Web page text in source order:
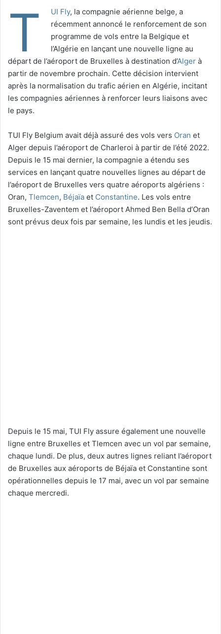
T UI Fly, la compagnie aérienne belge, a
récemment annoncé le renforcement de son
programme de vols entre la Belgique et
l’Algérie en lançant une nouvelle ligne au
départ de l’aéroport de Bruxelles à destination d’Alger à
partir de novembre prochain. Cette décision intervient
après la normalisation du trafic aérien en Algérie, incitant
les compagnies aériennes à renforcer leurs liaisons avec
le pays.
TUI Fly Belgium avait déjà assuré des vols vers Oran et
Alger depuis l’aéroport de Charleroi à partir de l’été 2022.
Depuis le 15 mai dernier, la compagnie a étendu ses
services en lançant quatre nouvelles lignes au départ de
l’aéroport de Bruxelles vers quatre aéroports algériens :
Oran, Tlemcen, Béjaïa et Constantine. Les vols entre
Bruxelles-Zaventem et l’aéroport Ahmed Ben Bella d’Oran
sont prévus deux fois par semaine, les lundis et les jeudis.
Depuis le 15 mai, TUI Fly assure également une nouvelle
ligne entre Bruxelles et Tlemcen avec un vol par semaine,
chaque lundi. De plus, deux autres lignes reliant l’aéroport
de Bruxelles aux aéroports de Béjaïa et Constantine sont
opérationnelles depuis le 17 mai, avec un vol par semaine
chaque mercredi.